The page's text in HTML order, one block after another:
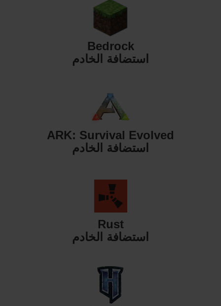
Bedrock
استضافة الخادم
ARK: Survival Evolved
استضافة الخادم
Rust
استضافة الخادم